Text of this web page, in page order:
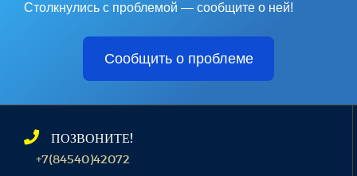
Столкнулись с проблемой — сообщите о ней!
Сообщить о проблеме
ПОЗВОНИТЕ!
+7(84540)42072